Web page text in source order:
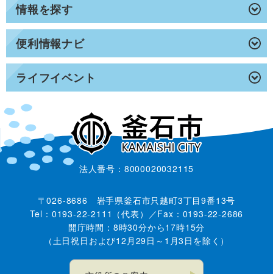
情報を探す
便利情報ナビ
ライフイベント
法人番号：8000020032115
〒026-8686 岩手県釜石市只越町3丁目9番13号
Tel：0193-22-2111（代表）／Fax：0193-22-2686
開庁時間：8時30分から17時15分
（土日祝日および12月29日～1月3日を除く）